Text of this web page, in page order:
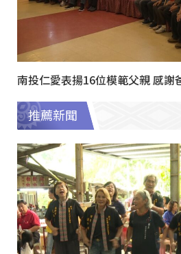
南投仁愛表揚16位模範父親 感謝
推薦新聞